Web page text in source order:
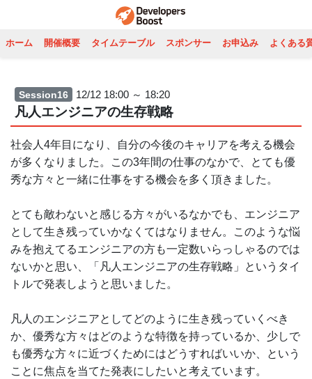
ホーム 開催概要 タイムテーブル スポンサー お申込み よくある
Session16 12/12 18:00 ～ 18:20
凡人エンジニアの生存戦略
社会人4年目になり、自分の今後のキャリアを考える機会
が多くなりました。この3年間の仕事のなかで、とても優
秀な方々と一緒に仕事をする機会を多く頂きました。
とても敵わないと感じる方々がいるなかでも、エンジニア
として生き残っていかなくてはなりません。このような悩
みを抱えてるエンジニアの方も一定数いらっしゃるのでは
ないかと思い、「凡人エンジニアの生存戦略」というタイ
トルで発表しようと思いました。
凡人のエンジニアとしてどのように生き残っていくべき
か、優秀な方々はどのような特徴を持っているか、少しで
も優秀な方々に近づくためにはどうすればいいか、という
ことに焦点を当てた発表にしたいと考えています。